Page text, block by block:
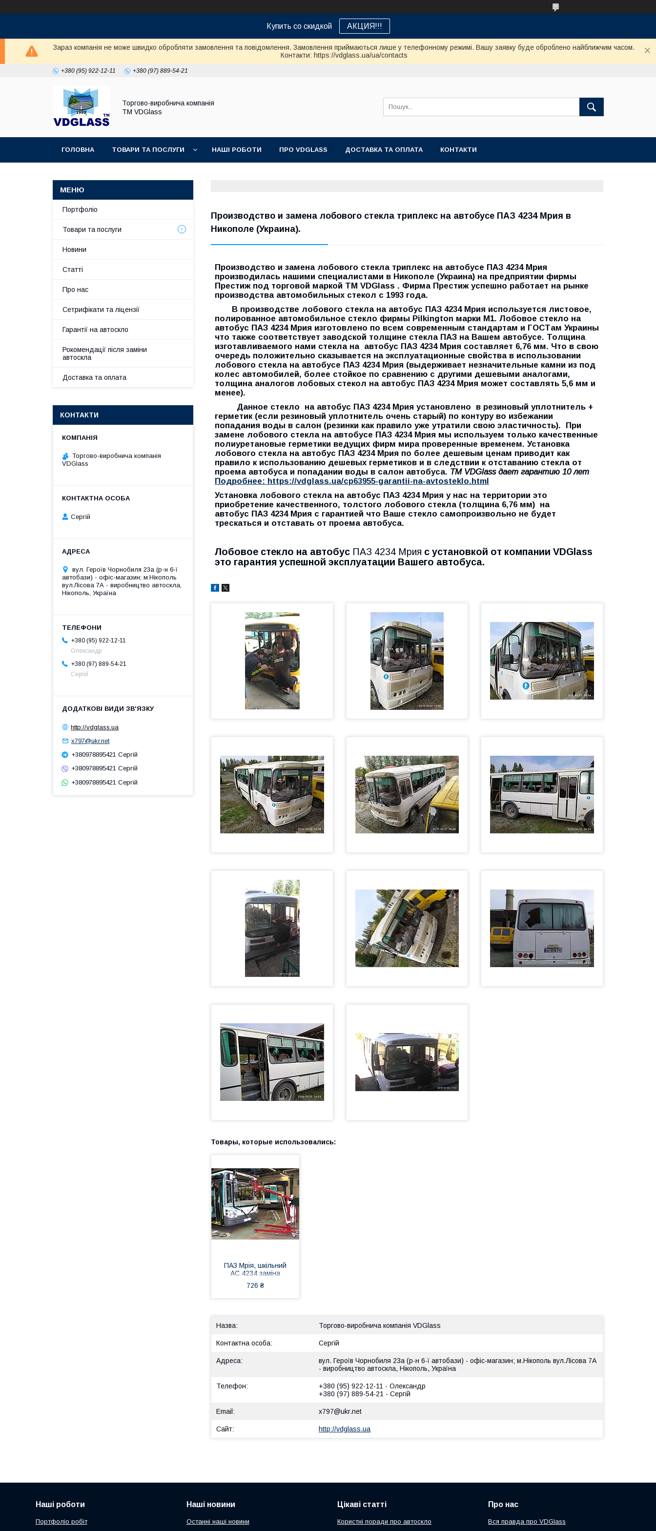
Купить со скидкой АКЦИЯ!!!
Зараз компанія не може швидко обробляти замовлення та повідомлення. Замовлення приймаються лише у телефонному режимі. Вашу заявку буде оброблено найближчим часом.
Контакти: https://vdglass.ua/ua/contacts
+380 (95) 922-12-11 +380 (97) 889-54-21
Торгово-виробнича компанія
ТМ VDGlass
ГОЛОВНА ТОВАРИ ТА ПОСЛУГИ НАШІ РОБОТИ ПРО VDGLASS ДОСТАВКА ТА ОПЛАТА КОНТАКТИ
Производство и замена лобового стекла триплекс на автобусе ПАЗ 4234 Мрия в
Никополе (Украина).
Производство и замена лобового стекла триплекс на автобусе ПАЗ 4234 Мрия
производилась нашими специалистами в Никополе (Украина) на предприятии фирмы
Престиж под торговой маркой ТМ VDGlass . Фирма Престиж успешно работает на рынке
производства автомобильных стекол с 1993 года.
В производстве лобового стекла на автобус ПАЗ 4234 Мрия используется листовое,
полированное автомобильное стекло фирмы Pilkington марки М1. Лобовое стекло на
автобус ПАЗ 4234 Мрия изготовлено по всем современным стандартам и ГОСТам Украины
что также соответствует заводской толщине стекла ПАЗ на Вашем автобусе. Толщина
изготавливаемого нами стекла на автобус ПАЗ 4234 Мрия составляет 6,76 мм. Что в свою
очередь положительно сказывается на эксплуатационные свойства в использовании
лобового стекла на автобусе ПАЗ 4234 Мрия (выдерживает незначительные камни из под
колес автомобилей, более стойкое по сравнению с другими дешевыми аналогами,
толщина аналогов лобовых стекол на автобус ПАЗ 4234 Мрия может составлять 5,6 мм и
менее).
Данное стекло на автобус ПАЗ 4234 Мрия установлено в резиновый уплотнитель +
герметик (если резиновый уплотнитель очень старый) по контуру во избежании
попадания воды в салон (резинки как правило уже утратили свою эластичность). При
замене лобового стекла на автобусе ПАЗ 4234 Мрия мы используем только качественные
полиуретановые герметики ведущих фирм мира проверенные временем. Установка
лобового стекла на автобус ПАЗ 4234 Мрия по более дешевым ценам приводит как
правило к использованию дешевых герметиков и в следствии к отставанию стекла от
проема автобуса и попадании воды в салон автобуса. TM VDGlass дает гарантию 10 лет
Подробнее: https://vdglass.ua/cp63955-garantii-na-avtosteklo.html
Установка лобового стекла на автобус ПАЗ 4234 Мрия у нас на территории это
приобретение качественного, толстого лобового стекла (толщина 6,76 мм) на
автобус ПАЗ 4234 Мрия с гарантией что Ваше стекло самопроизвольно не будет
трескаться и отставать от проема автобуса.
Лобовое стекло на автобус ПАЗ 4234 Мрия с установкой от компании VDGlass
это гарантия успешной эксплуатации Вашего автобуса.
ПАЗ Мрія, шкільний
АС 4234 заміна
лобового скла на
автобусі в Нікополі,
726 ₴
Торгово-виробнича компанія VDGlass
Сергій
вул. Героїв Чорнобиля 23а (р-н 6-ї автобази) - офіс-магазин; м.Нікополь вул.Лісова 7А
- виробництво автоскла, Нікополь, Україна
+380 (95) 922-12-11
Олександр
+380 (97) 889-54-21
Сергій
x797@ukr.net
http://vdglass.ua
Портфоліо
Товари та послуги
Новини
Статті
Про нас
Сетрифікати та ліцензії
Гарантії на автоскло
Рокомендації після заміни
автоскла
Доставка та оплата
КОНТАКТИ
Торгово-виробнича компанія
VDGlass
Сергій
вул. Героїв Чорнобиля 23а (р-н 6-ї
автобази) - офіс-магазин; м.Нікополь
вул.Лісова 7А - виробництво автоскла,
Нікополь, Україна
+380 (95) 922-12-11
Олександр
+380 (97) 889-54-21
Сергій
http://vdglass.ua
x797@ukr.net
+380978895421 Сергій
+380978895421 Сергій
+380978895421 Сергій
Наші роботи
Портфоліо робіт
Наші новини
Останні наші новини
Цікаві статті
Користні поради про автоскло
Про нас
Вся правда про VDGlass